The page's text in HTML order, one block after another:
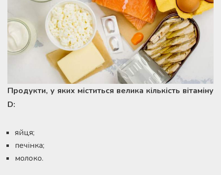
Продукти, у яких міститься велика кількість вітаміну
D:
яйця;
печінка;
молоко.